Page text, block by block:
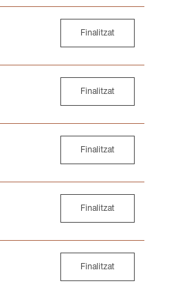
Finalitzat
Finalitzat
Finalitzat
Finalitzat
Finalitzat